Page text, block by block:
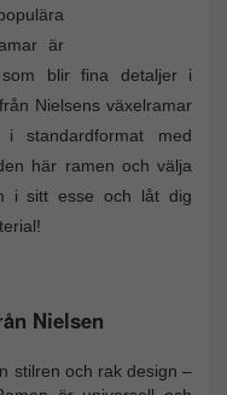
är
blir fina detaljer i
Nielsens växelramar
standardformat med
här ramen och välja
i sitt esse och låt dig
Nielsen
stilren och rak design –